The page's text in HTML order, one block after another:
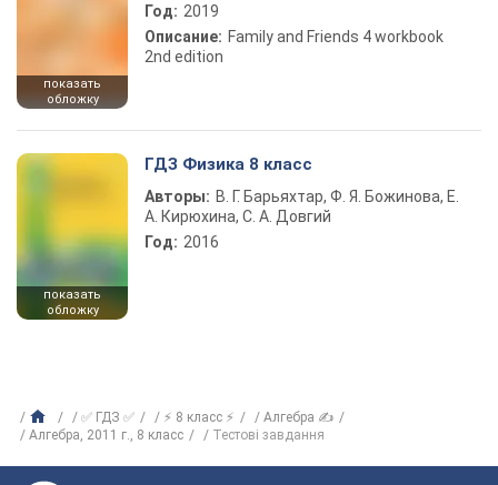
показать
обложку
Год: 2019
Описание: Family and Friends 4 workbook
2nd edition
показать
обложку
ГДЗ Физика 8 класс
Авторы: В. Г. Барьяхтар, Ф. Я. Божинова, Е.
А. Кирюхина, С. А. Довгий
Год: 2016
✅ ГДЗ ✅ ⚡ 8 класс ⚡
Алгебра ✍
Алгебра, 2011 г., 8 класс
Тестові завдання